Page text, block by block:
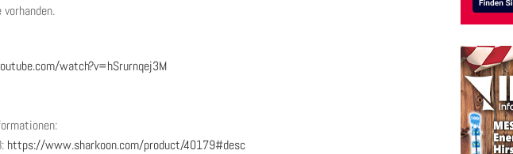
watch?v=hSrurnqej3M
https://www.sharkoon.com/product/40179#desc